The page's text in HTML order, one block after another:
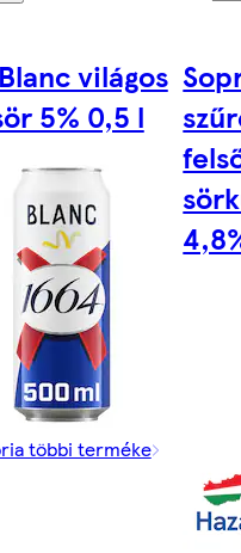
világos
5% 0,5 l
többi terméke